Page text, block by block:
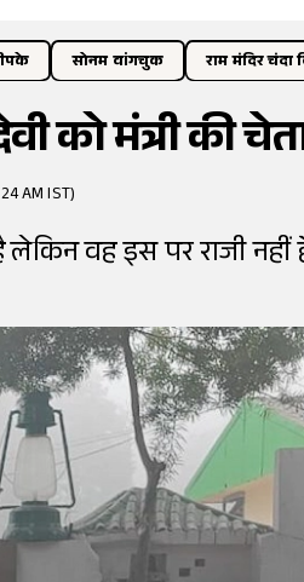
सोनम वांगचुक राम मंदिर चंदा
को मंत्री की
AM IST)
लेकिन वह इस पर राजी